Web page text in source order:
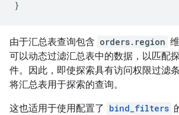
由于汇总表查询包含 orders.region
可以动态过滤汇总表中的数据，以匹配
件。因此，即使探索具有访问权限过滤
将汇总表用于探索的查询。
这也适用于使用配置了 bind_filters